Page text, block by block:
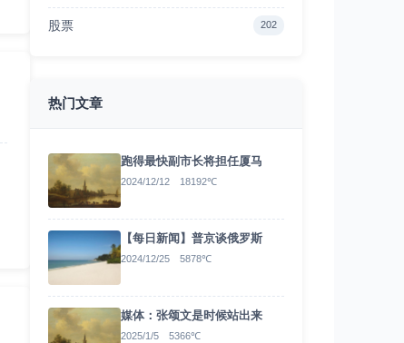
股票 202
热门文章
跑得最快副市长将担任厦马
2024/12/12 18192℃
【每日新闻】普京谈俄罗斯
2024/12/25 5878℃
媒体：张颂文是时候站出来
2025/1/5 5366℃